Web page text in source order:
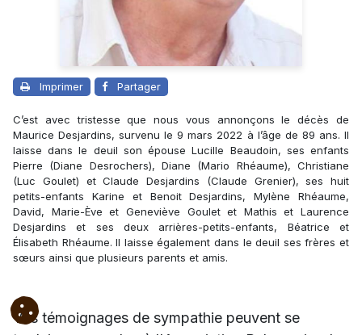
Imprimer Partager
C’est avec tristesse que nous vous annonçons le décès de
Maurice Desjardins, survenu le 9 mars 2022 à l’âge de 89 ans. Il
laisse dans le deuil son épouse Lucille Beaudoin, ses enfants
Pierre (Diane Desrochers), Diane (Mario Rhéaume), Christiane
(Luc Goulet) et Claude Desjardins (Claude Grenier), ses huit
petits-enfants Karine et Benoit Desjardins, Mylène Rhéaume,
David, Marie-Ève et Geneviève Goulet et Mathis et Laurence
Desjardins et ses deux arrières-petits-enfants, Béatrice et
Élisabeth Rhéaume. Il laisse également dans le deuil ses frères et
sœurs ainsi que plusieurs parents et amis.
Vos témoignages de sympathie peuvent se